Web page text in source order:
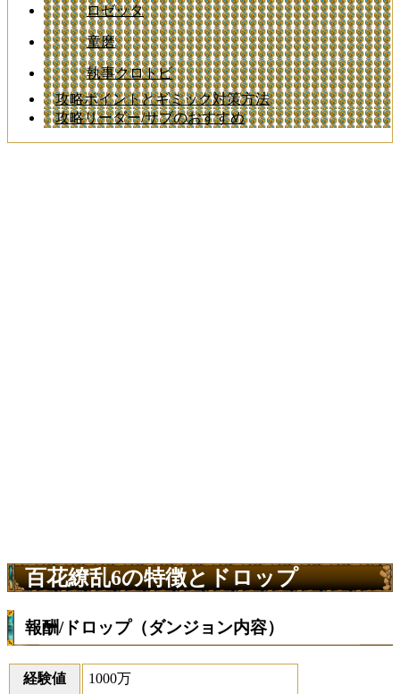
ロゼッタ
童磨
執事クロトビ
攻略ポイントとギミック対策方法
攻略リーダー/サブのおすすめ
百花繚乱6の特徴とドロップ
報酬/ドロップ（ダンジョン内容）
経験値 1000万